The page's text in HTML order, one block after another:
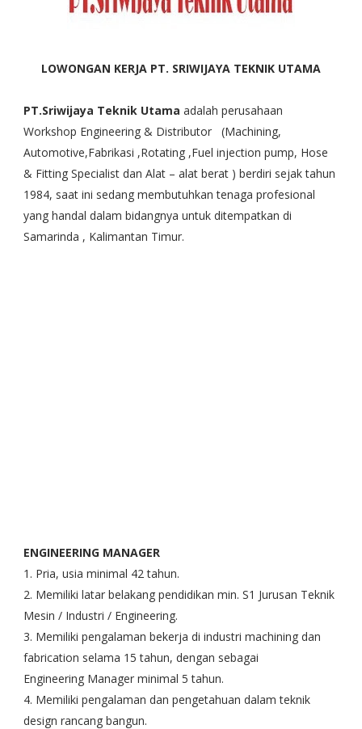
LOWONGAN KERJA PT. SRIWIJAYA TEKNIK UTAMA
PT.Sriwijaya Teknik Utama adalah perusahaan
Workshop Engineering & Distributor (Machining,
Automotive,Fabrikasi ,Rotating ,Fuel injection pump, Hose
& Fitting Specialist dan Alat – alat berat ) berdiri sejak tahun
1984, saat ini sedang membutuhkan tenaga profesional
yang handal dalam bidangnya untuk ditempatkan di
Samarinda , Kalimantan Timur.
ENGINEERING MANAGER
1. Pria, usia minimal 42 tahun.
2. Memiliki latar belakang pendidikan min. S1 Jurusan Teknik
Mesin / Industri / Engineering.
3. Memiliki pengalaman bekerja di industri machining dan
fabrication selama 15 tahun, dengan sebagai
Engineering Manager minimal 5 tahun.
4. Memiliki pengalaman dan pengetahuan dalam teknik
design rancang bangun.